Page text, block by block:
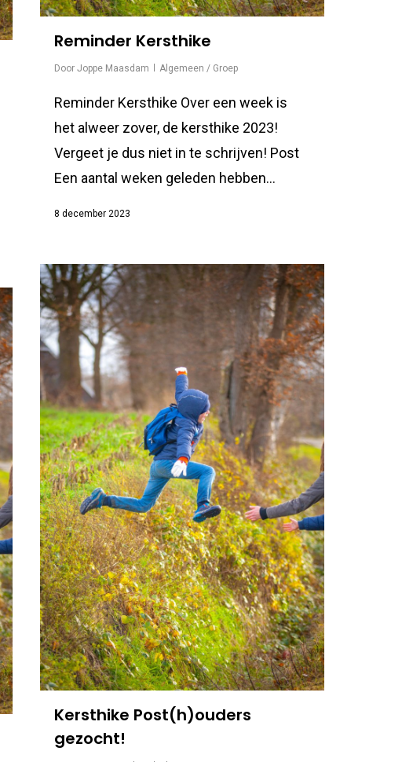
Reminder Kersthike
Door Joppe Maasdam Algemeen / Groep
Reminder Kersthike Over een week is
het alweer zover, de kersthike 2023!
Vergeet je dus niet in te schrijven! Post
Een aantal weken geleden hebben...
8 december 2023
Kersthike Post(h)ouders
gezocht!